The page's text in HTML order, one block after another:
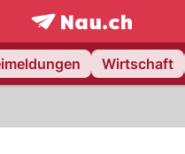
frontpage.NAU.ch
Wirtschaft